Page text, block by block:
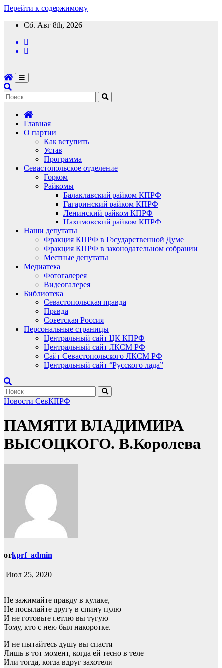
Перейти к содержимому
Сб. Авг 8th, 2026
Главная
О партии
Как вступить
Устав
Программа
Севастопольское отделение
Горком
Райкомы
Балаклавский райком КПРФ
Гагаринский райком КПРФ
Ленинский райком КПРФ
Нахимовский райком КПРФ
Наши депутаты
Фракция КПРФ в Государственной Думе
Фракция КПРФ в законодательном собрании
Местные депутаты
Медиатека
Фотогалерея
Видеогалерея
Библиотека
Севастопольская правда
Правда
Советская Россия
Персональные страницы
Центральный сайт ЦК КПРФ
Центральный сайт ЛКСМ РФ
Сайт Севастопольского ЛКСМ РФ
Центральный сайт “Русского лада”
Новости СевКПРФ
ПАМЯТИ ВЛАДИМИРА
ВЫСОЦКОГО. В.Королева
отkprf_admin
Июл 25, 2020
Не зажимайте правду в кулаке,
Не посылайте другу в спину пулю
И не готовьте петлю вы тугую
Тому, кто с нею был накоротке.
И не пытайтесь душу вы спасти
Лишь в тот момент, когда ей тесно в теле
Или тогда, когда вдруг захотели